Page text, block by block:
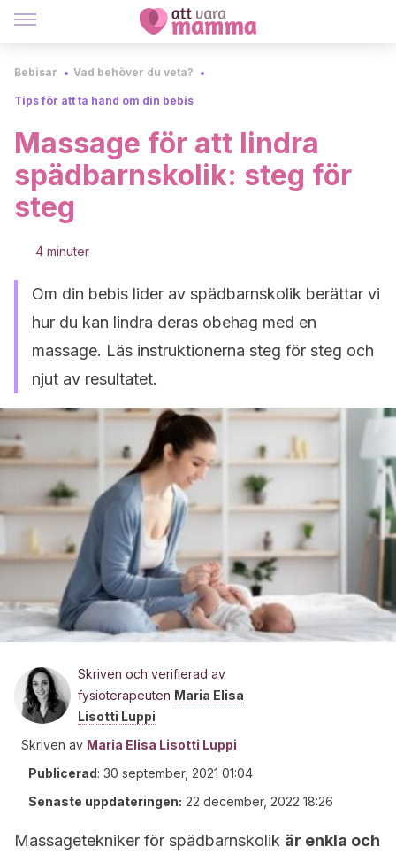
Bebisar Vad behöver du veta?
Tips för att ta hand om din bebis
Massage för att lindra
spädbarnskolik: steg för
steg
4 minuter
Om din bebis lider av spädbarnskolik berättar vi
hur du kan lindra deras obehag med en
massage. Läs instruktionerna steg för steg och
njut av resultatet.
Skriven och verifierad av
fysioterapeuten Maria Elisa
Lisotti Luppi
Skriven av Maria Elisa Lisotti Luppi
Publicerad: 30 september, 2021 01:04
Senaste uppdateringen: 22 december, 2022 18:26
Massagetekniker för spädbarnskolik är enkla och